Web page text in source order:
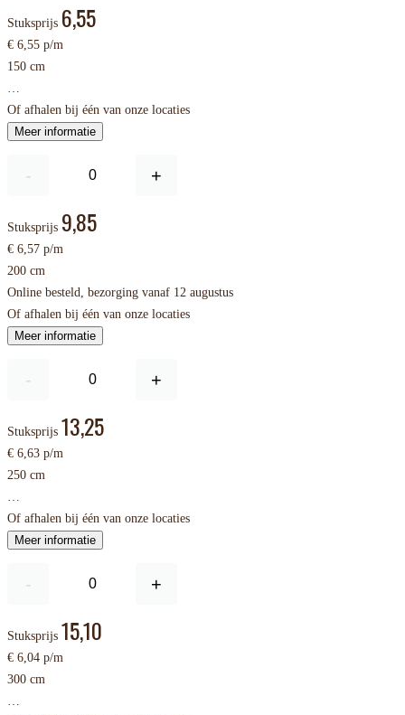
Stuksprijs 6,55
€ 6,55 p/m
150 cm
…
Of afhalen bij één van onze locaties
Meer informatie
- +
Stuksprijs 9,85
€ 6,57 p/m
200 cm
Online besteld, bezorging vanaf 12 augustus
Of afhalen bij één van onze locaties
Meer informatie
- +
Stuksprijs 13,25
€ 6,63 p/m
250 cm
…
Of afhalen bij één van onze locaties
Meer informatie
- +
Stuksprijs 15,10
€ 6,04 p/m
300 cm
…